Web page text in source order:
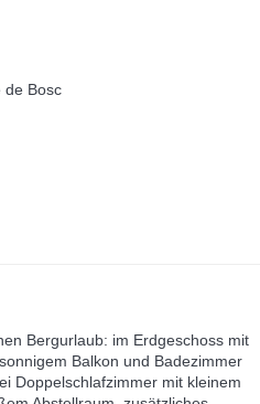
de Bosc
Bergurlaub: im Erdgeschoss mit
Balkon und Badezimmer
Doppelschlafzimmer mit kleinem